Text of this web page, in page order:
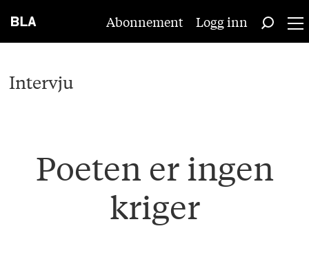
Abonnement Logg inn
Intervju
Poeten er ingen
kriger